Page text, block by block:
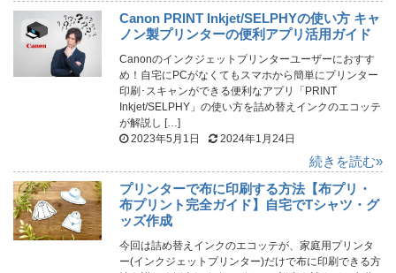
Canon PRINT Inkjet/SELPHYの使い方 キャ
ノン製プリンターの便利アプリ活用ガイド
Canonのインクジェットプリンターユーザーにおすす
め！自宅にPCがなくてもスマホから簡単にプリンター
印刷･スキャンができる便利なアプリ「PRINT
Inkjet/SELPHY」の使い方を詰め替えインクのエコッテ
が解説し […]
2023年5月1日
2024年1月24日
続きを読む»
プリンターで布に印刷する方法【布プリ・
布プリント完全ガイド】自宅でTシャツ・グ
ッズ作成
今回は詰め替えインクのエコッテが、家庭用プリンタ
ー(インクジェットプリンター)だけで布に印刷できる方